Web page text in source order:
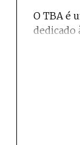
O TBA é
dedicado